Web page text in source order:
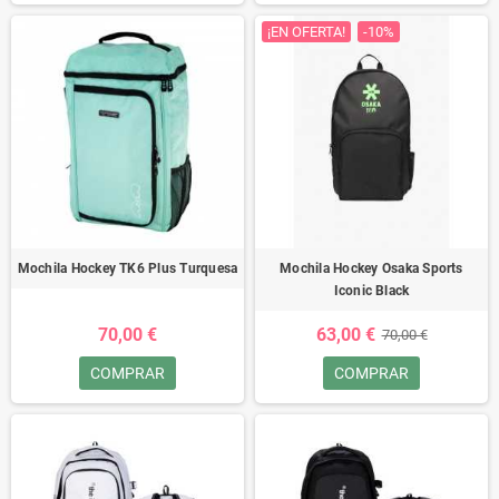
Mochila Hockey TK6 Plus Turquesa
70,00 €
COMPRAR
¡EN OFERTA! -10%
Mochila Hockey Osaka Sports
Iconic Black
63,00 € 70,00 €
COMPRAR